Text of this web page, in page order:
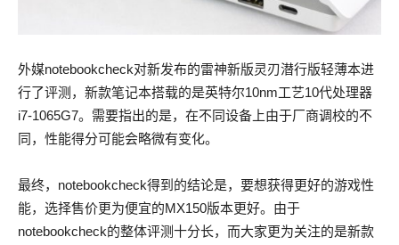
外媒notebookcheck对新发布的雷神新版灵刃潜行版轻薄本进
行了评测，新款笔记本搭载的是英特尔10nm工艺10代处理器
i7-1065G7。需要指出的是，在不同设备上由于厂商调校的不
同，性能得分可能会略微有变化。
最终，notebookcheck得到的结论是，要想获得更好的游戏性
能，选择售价更为便宜的MX150版本更好。由于
notebookcheck的整体评测十分长，而大家更为关注的是新款